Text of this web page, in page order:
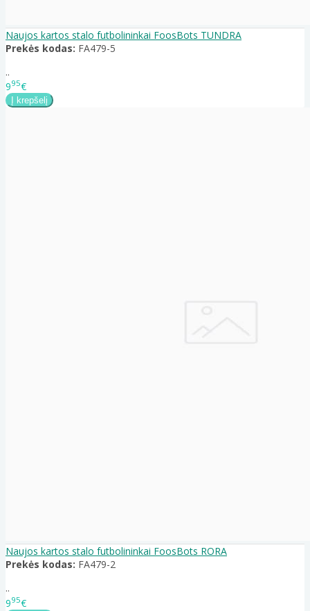
Naujos kartos stalo futbolininkai FoosBots TUNDRA
Prekės kodas: FA479-5
..
995€
Naujos kartos stalo futbolininkai FoosBots RORA
Prekės kodas: FA479-2
..
995€